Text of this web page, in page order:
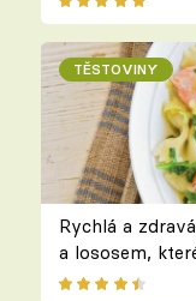
TĚSTOVINY
Rychlá a
a lososem,